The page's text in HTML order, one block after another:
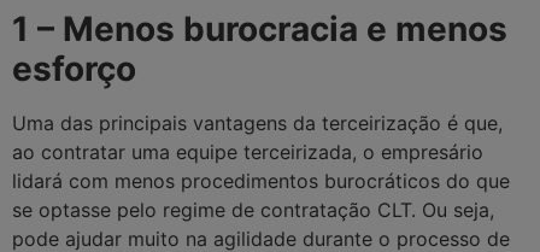
1 – Menos burocracia e menos
esforço
Uma das principais vantagens da terceirização é que,
ao contratar uma equipe terceirizada, o empresário
lidará com menos procedimentos burocráticos do que
se optasse pelo regime de contratação CLT. Ou seja,
pode ajudar muito na agilidade durante o processo de